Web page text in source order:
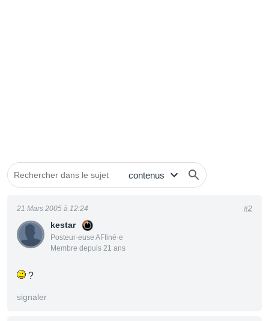
kestar
Posteur·euse AFfiné·e
Membre depuis 21 ans
21 Mars 2005 à 12:24 #2
?
signaler